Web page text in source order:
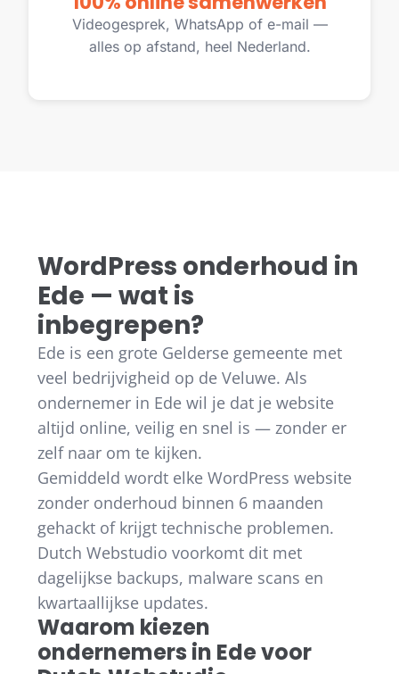
Videogesprek, WhatsApp of e-mail —
alles op afstand, heel Nederland.
WordPress onderhoud in
Ede — wat is
inbegrepen?
Ede is een grote Gelderse gemeente met
veel bedrijvigheid op de Veluwe. Als
ondernemer in Ede wil je dat je website
altijd online, veilig en snel is — zonder er
zelf naar om te kijken.
Gemiddeld wordt elke WordPress website
zonder onderhoud binnen 6 maanden
gehackt of krijgt technische problemen.
Dutch Webstudio voorkomt dit met
dagelijkse backups, malware scans en
kwartaallijkse updates.
Waarom kiezen
ondernemers in Ede voor